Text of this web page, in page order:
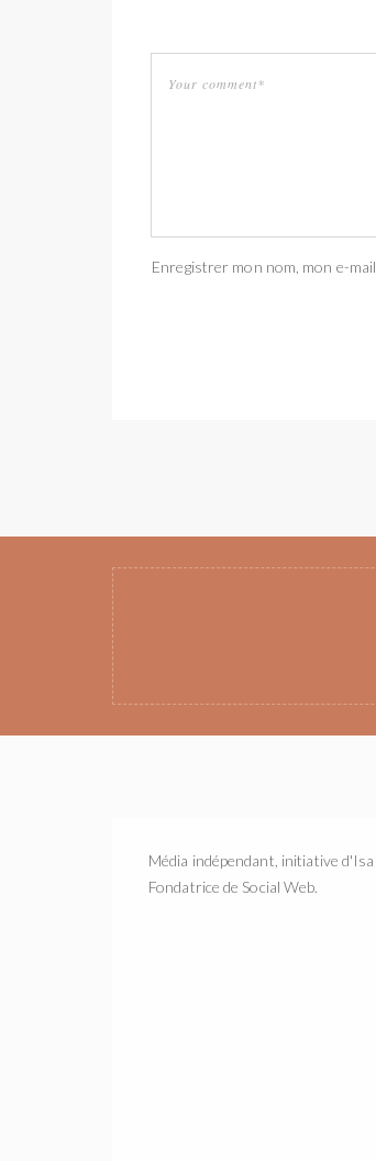
Enregistrer mon nom, mon e-
Média indépendant, initiative
Fondatrice de Social Web.